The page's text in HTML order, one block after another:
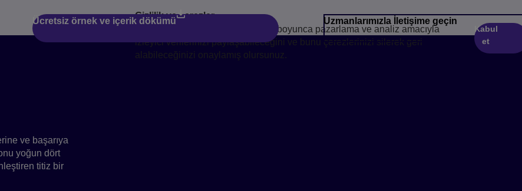
Ücretsiz örnek ve içerik dökümü Uzmanlarımızla İletişime geçin
ve başarıya
yoğun dört
titiz bir
Gizlilik ve çerezler
İçeriği izleyerek, Pearson'ın bir yıl boyunca pazarlama ve analiz amacıyla
izleyici verilerinizi paylaşabileceğini ve bunu çerezlerinizi silerek geri
alabileceğinizi onaylamış olursunuz.
Kabul
et